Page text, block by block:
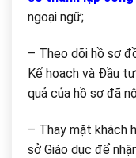
ngoại ngữ;
– Theo dõi hồ sơ
Kế hoạch và Đầu
quả của hồ sơ đã
– Thay mặt khách
sở Giáo dục để